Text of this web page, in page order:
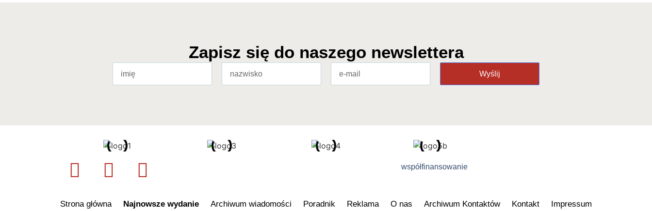
Zapisz się do naszego newslettera
Wyślij
współfinansowanie
Strona główna Najnowsze wydanie Archiwum wiadomości Poradnik Reklama O nas Archiwum Kontaktów Kontakt Impressum